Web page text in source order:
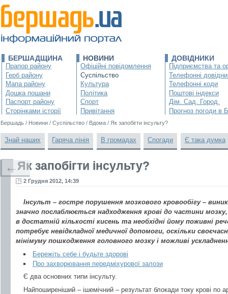
БЕРШАДЩИНА
Прапор району
Герб району
Мапа району
Дошка пошани
Паспорт району
Сторінками історії
НОВИНИ
Офіційні повідомлення
Суспільство
Культура
Політика
Спорт
Привітання
ДОВІДНИКИ
Підприємства та
Телефонні
Телефонні коди
Поштові індекси
Дім. Сад. Город.
Прогноз погоди в
Бершадь / Новини / Суспільство / Вдома / Як запобігти інсульту?
Знай наших Гаряча лінія В громадах Спогади Є така думка
Як запобігти інсульту?
2 Грудня 2012, 14:39
Інсульт – гостре порушення мозкового кровообігу –
значно послаблюється надходження крові до частини
в достатній кількості кисень та необхідні йому поживні
потребує невідкладної медичної допомоги, оскільки
мінімуму пошкодження головного мозку і можливі
Бережіть себе і будьте здорові
Про захворювання передміхурової залози
Є два основних типи інсульту.
Найпоширеніший – ішемічний – результат блокади току крові по
←